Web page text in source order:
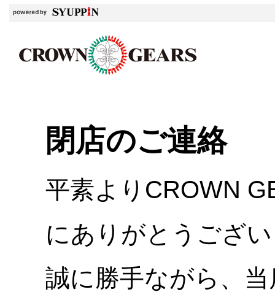
閉店のご連絡
平素よりCROWN
にありがとうござ
誠に勝手ながら、